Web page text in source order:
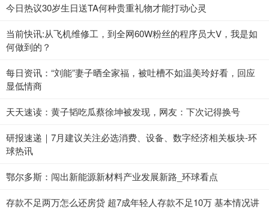
今日热议30岁生日送TA何种贵重礼物才能打动心灵
当前快讯:从飞机维修工，到全网60W粉丝的程序员大V，我是如
何做到的？
每日资讯：“刘能”妻子晒全家福，被吐槽不如温美玲好看，回应
显低情商
天天速读：黄子韬吃瓜蔡徐坤被发现，网友：下次记得换号
研报速递｜7月建议关注必选消费、设备、数字经济相关板块-环
球热讯
鄂尔多斯：闯出新能源新材料产业发展新路_环球看点
存款不足两万怎么还房贷 超7成年轻人存款不足10万 基本情况讲